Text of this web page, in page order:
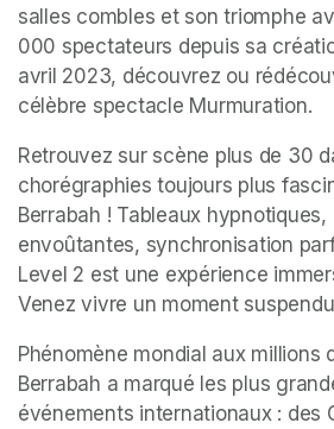
salles combles et son triomphe
000 spectateurs depuis sa
avril 2023, découvrez ou
célèbre spectacle Murmuration.
Retrouvez sur scène plus de 30
chorégraphies toujours plus
Berrabah ! Tableaux hypnotiques,
envoûtantes, synchronisation
Level 2 est une expérience
Venez vivre un moment
Phénomène mondial aux millions
Berrabah a marqué les plus
événements internationaux : des